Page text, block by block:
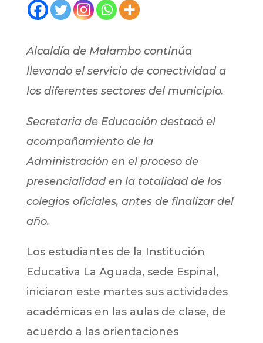
Alcaldía de Malambo continúa
llevando el servicio de conectividad a
los diferentes sectores del municipio.
Secretaria de Educación destacó el
acompañamiento de la
Administración en el proceso de
presencialidad en la totalidad de los
colegios oficiales, antes de finalizar del
año.
Los estudiantes de la Institución
Educativa La Aguada, sede Espinal,
iniciaron este martes sus actividades
académicas en las aulas de clase, de
acuerdo a las orientaciones